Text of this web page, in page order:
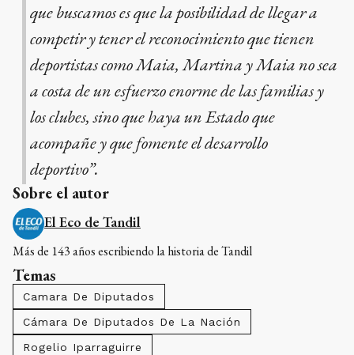
que buscamos es que la posibilidad de llegar a
competir y tener el reconocimiento que tienen
deportistas como Maia, Martina y Maia no sea
a costa de un esfuerzo enorme de las familias y
los clubes, sino que haya un Estado que
acompañe y que fomente el desarrollo
deportivo”.
Sobre el autor
El Eco de Tandil
Más de 143 años escribiendo la historia de Tandil
Temas
Camara De Diputados
Cámara De Diputados De La Nación
Rogelio Iparraguirre